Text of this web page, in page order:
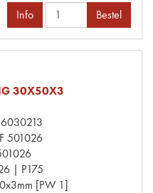
Info Bestel
30X50X3
6030213
501026
| P175
[PW 1]